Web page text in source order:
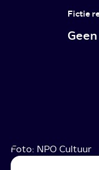
Fictie
Foto: NPO Cultuur